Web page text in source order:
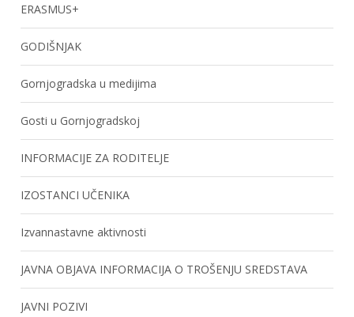
ERASMUS+
GODIŠNJAK
Gornjogradska u medijima
Gosti u Gornjogradskoj
INFORMACIJE ZA RODITELJE
IZOSTANCI UČENIKA
Izvannastavne aktivnosti
JAVNA OBJAVA INFORMACIJA O TROŠENJU SREDSTAVA
JAVNI POZIVI